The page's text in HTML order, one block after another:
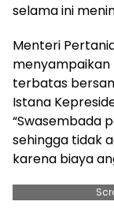
selama ini
Menteri
terbatas
Istana
“Swasembada
sehingga tidak
karena biaya